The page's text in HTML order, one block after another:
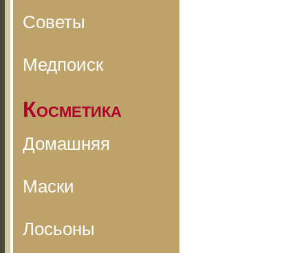
Советы
Медпоиск
Косметика
Домашняя
Маски
Лосьоны